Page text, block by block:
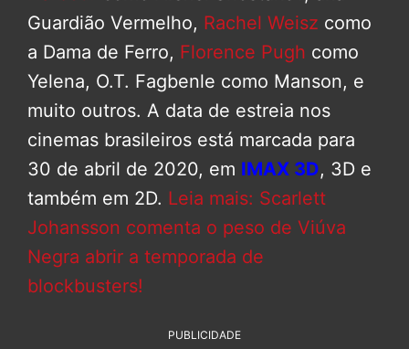
Guardião Vermelho, Rachel Weisz como
a Dama de Ferro, Florence Pugh como
Yelena, O.T. Fagbenle como Manson, e
muito outros. A data de estreia nos
cinemas brasileiros está marcada para
30 de abril de 2020, em IMAX 3D, 3D e
também em 2D. Leia mais: Scarlett
Johansson comenta o peso de Viúva
Negra abrir a temporada de
blockbusters!
PUBLICIDADE